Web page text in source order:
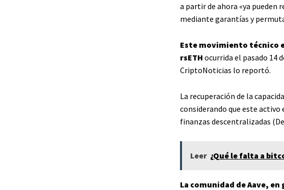
a partir de ahora «ya pueden
mediante garantías y
Este movimiento técnico
rsETH ocurrida el pasado 14
CriptoNoticias lo reportó.
La recuperación de la
considerando que este
finanzas descentralizadas
Leer ¿Qué le falta a
La comunidad de Aave,